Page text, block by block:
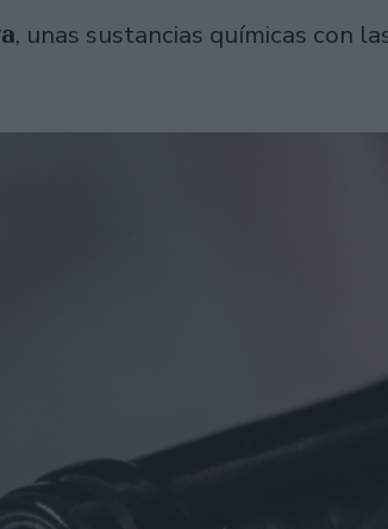
, unas sustancias químicas con